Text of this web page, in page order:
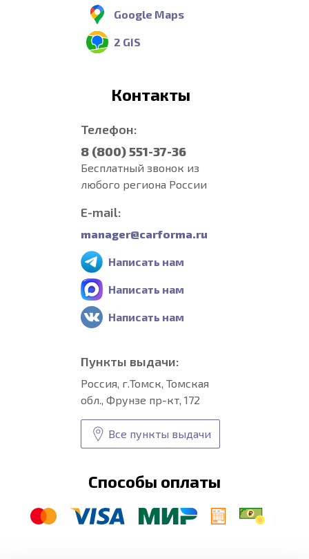
Google Maps
2 GIS
Контакты
Телефон:
8 (800) 551-37-36
Бесплатный звонок из
любого региона России
E-mail:
manager@carforma.ru
Написать нам
Написать нам
Написать нам
Пункты выдачи:
Россия, г.Томск, Томская
обл., Фрунзе пр-кт, 172
Все пункты выдачи
Способы оплаты